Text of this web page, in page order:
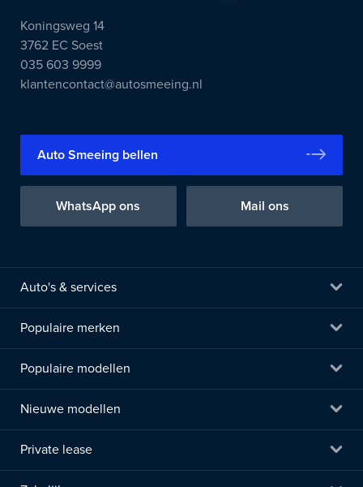
Koningsweg 14
3762 EC Soest
035 603 9999
klantencontact@autosmeeing.nl
Auto Smeeing bellen
WhatsApp ons Mail ons
Auto's & services
Populaire merken
Populaire modellen
Nieuwe modellen
Private lease